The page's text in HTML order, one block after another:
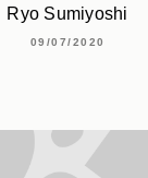
Ryo Sumiyoshi
09/07/2020